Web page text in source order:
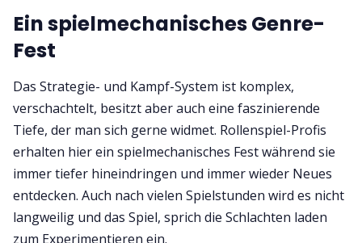
Ein spielmechanisches Genre-
Fest
Das Strategie- und Kampf-System ist komplex,
verschachtelt, besitzt aber auch eine faszinierende
Tiefe, der man sich gerne widmet. Rollenspiel-Profis
erhalten hier ein spielmechanisches Fest während sie
immer tiefer hineindringen und immer wieder Neues
entdecken. Auch nach vielen Spielstunden wird es nicht
langweilig und das Spiel, sprich die Schlachten laden
zum Experimentieren ein.